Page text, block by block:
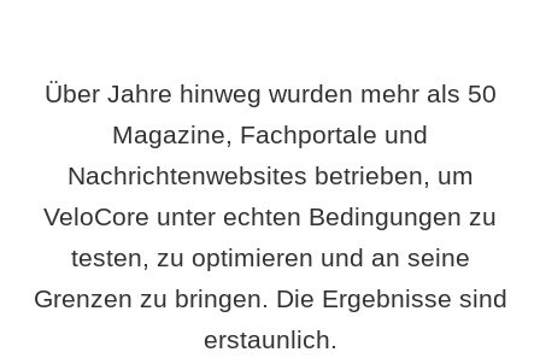
Über Jahre hinweg wurden mehr als 50
Magazine, Fachportale und
Nachrichtenwebsites betrieben, um
VeloCore unter echten Bedingungen zu
testen, zu optimieren und an seine
Grenzen zu bringen. Die Ergebnisse sind
erstaunlich.